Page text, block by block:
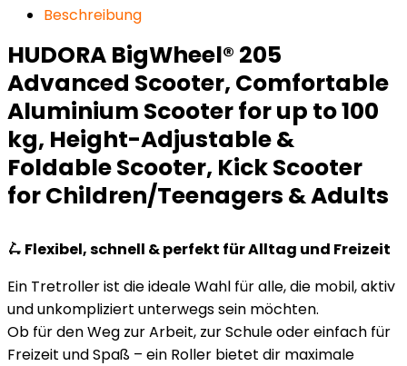
Beschreibung
HUDORA BigWheel® 205
Advanced Scooter, Comfortable
Aluminium Scooter for up to 100
kg, Height-Adjustable &
Foldable Scooter, Kick Scooter
for Children/Teenagers & Adults
🛴 Flexibel, schnell & perfekt für Alltag und Freizeit
Ein Tretroller ist die ideale Wahl für alle, die mobil, aktiv
und unkompliziert unterwegs sein möchten.
Ob für den Weg zur Arbeit, zur Schule oder einfach für
Freizeit und Spaß – ein Roller bietet dir maximale